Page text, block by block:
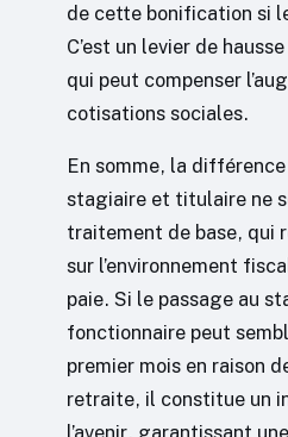
de cette bonification si
C’est un levier de
qui peut compenser
cotisations sociales.
En somme, la
stagiaire et titulaire ne
traitement de base, qui
sur l’environnement
paie. Si le passage au
fonctionnaire peut
premier mois en raison
retraite, il constitue un